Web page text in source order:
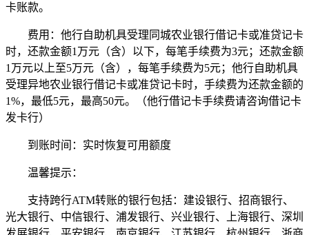
卡账款。
费用：他行自助机具受理同城农业银行借记卡或准贷记卡
时，还款金额1万元（含）以下，每笔手续费为3元；还款金额
1万元以上至5万元（含），每笔手续费为5元；他行自助机具
受理异地农业银行借记卡或准贷记卡时，手续费为还款金额的
1%，最低5元，最高50元。（他行借记卡手续费请咨询借记卡
发卡行）
到账时间：实时恢复可用额度
温馨提示：
支持跨行ATM转账的银行包括：建设银行、招商银行、
光大银行、中信银行、浦发银行、兴业银行、上海银行、深圳